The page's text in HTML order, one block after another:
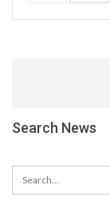
Search News